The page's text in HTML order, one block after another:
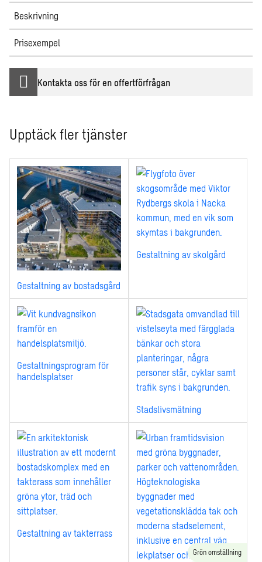
Beskrivning
Prisexempel
Kontakta oss för en offertförfrågan
Upptäck fler tjänster
Gestaltning av bostadsgård
Gestaltning av skolgård
Gestaltningsprogram för
handelsplatser
Stadslivsmätning
Gestaltning av takterrass
Grön omställning